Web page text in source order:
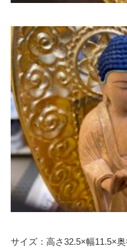
サイズ：高さ32.5×幅11.5×奥